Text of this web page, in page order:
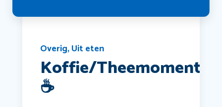
Overig,Uit eten
Koffie/Theemoment.
☕️